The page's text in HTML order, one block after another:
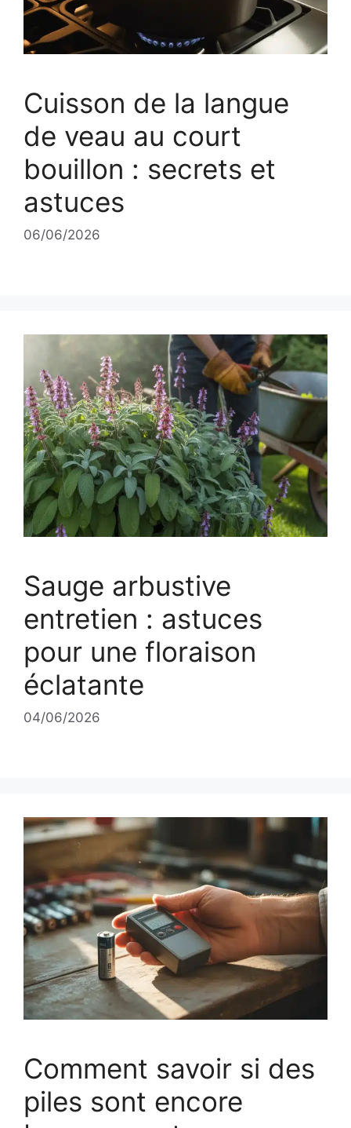
Cuisson de la langue
de veau au court
bouillon : secrets et
astuces
06/06/2026
Sauge arbustive
entretien : astuces
pour une floraison
éclatante
04/06/2026
Comment savoir si des
piles sont encore